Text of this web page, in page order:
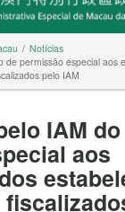
Notícias
de permissão especial aos
pelo IAM
IAM
aos